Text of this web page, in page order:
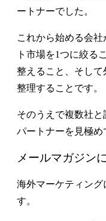
ートナーでした。
これから始める会
ト市場を1つに絞る
整えること、そし
整理することです。
そのうえで複数社
パートナーを見極め
メールマガジン
海外マーケティング
す。